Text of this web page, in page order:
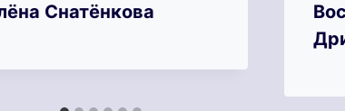
Снатёнкова